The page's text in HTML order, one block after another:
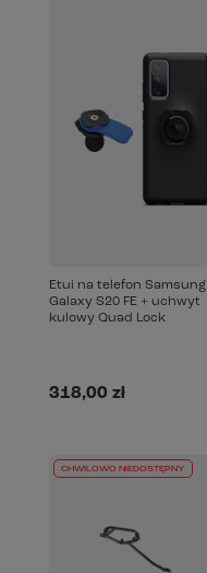
Etui na telefon Samsung
Galaxy S20 FE + uchwyt
kulowy Quad Lock
318,00 zł
CHWILOWO NIEDOSTĘPNY